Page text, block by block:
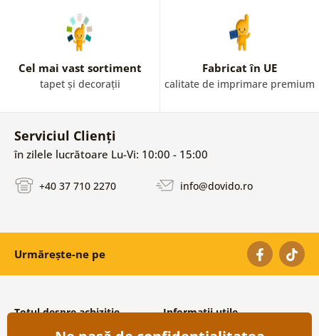
Cel mai vast sortiment
tapet și decorații
Fabricat în UE
calitate de imprimare premium
Serviciul Clienți
în zilele lucrătoare Lu-Vi: 10:00 - 15:00
+40 37 710 2270 info@dovido.ro
Urmărește-ne pe
Totul despre achiziție Informații utile